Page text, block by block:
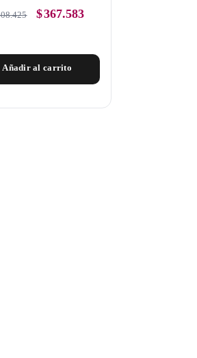
$367.583
Añadir al carrito